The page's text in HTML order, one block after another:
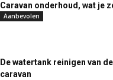
Caravan onderhoud, wat je
Aanbevolen
De watertank reinigen van
caravan